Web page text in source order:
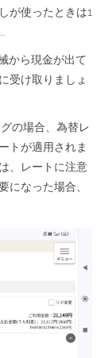
が使ったときは1
から現金が出て
受け取りましょ
の場合、為替レ
トが適用されま
、レートに注意
になった場合、